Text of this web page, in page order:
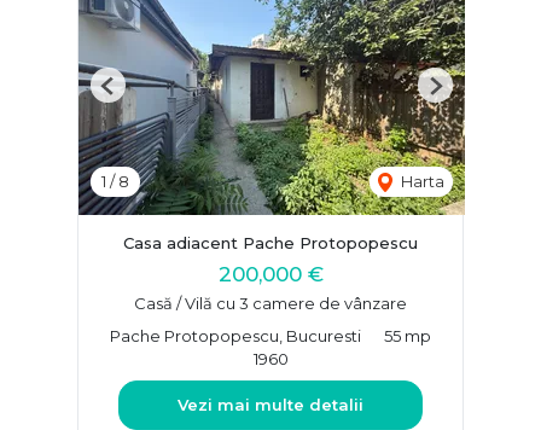
1 /8 Harta
Previous Next
Casa adiacent Pache Protopopescu
200,000 €
Casă / Vilă cu 3 camere de vânzare
Pache Protopopescu, Bucuresti
55 mp
1960
Vezi mai multe detalii